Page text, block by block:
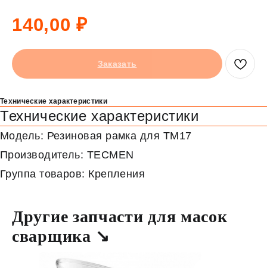
140,00 ₽
Заказать
Технические характеристики
Технические характеристики
Модель: Резиновая рамка для ТМ17
Производитель: TECMEN
Группа товаров: Крепления
Другие запчасти для масок
сварщика ↘